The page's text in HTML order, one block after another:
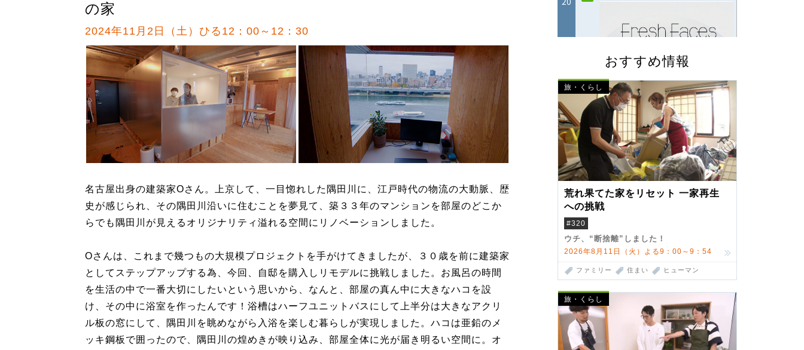
おすすめ情報
旅・くらし
荒れ果てた家をリセット 一家再生
への挑戦
#320
ウチ、“断捨離”しました！
2026年8月11日（火）よる9：00～9：54
ファミリー 住まい ヒューマン
旅・くらし
の家
2024年11月2日（土）ひる12：00～12：30
名古屋出身の建築家Oさん。上京して、一目惚れした隅田川に、江戸時代の物流の大動脈、歴
史が感じられ、その隅田川沿いに住むことを夢見て、築３３年のマンションを部屋のどこか
らでも隅田川が見えるオリジナリティ溢れる空間にリノベーションしました。
Oさんは、これまで幾つもの大規模プロジェクトを手がけてきましたが、３０歳を前に建築家
としてステップアップする為、今回、自邸を購入しリモデルに挑戦しました。お風呂の時間
を生活の中で一番大切にしたいという思いから、なんと、部屋の真ん中に大きなハコを設
け、その中に浴室を作ったんです！浴槽はハーフユニットバスにして上半分は大きなアクリ
ル板の窓にして、隅田川を眺めながら入浴を楽しむ暮らしが実現しました。ハコは亜鉛のメ
ッキ鋼板で囲ったので、隅田川の煌めきが映り込み、部屋全体に光が届き明るい空間に。オ